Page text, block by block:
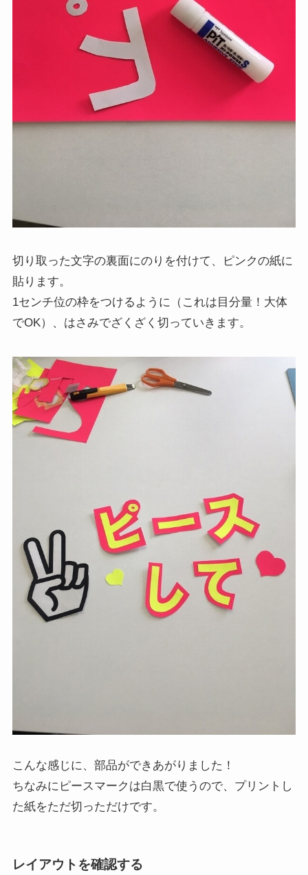
切り取った文字の裏面にのりを付けて、ピンクの紙に
貼ります。
1センチ位の枠をつけるように（これは目分量！大体
でOK）、はさみでざくざく切っていきます。
こんな感じに、部品ができあがりました！
ちなみにピースマークは白黒で使うので、プリントし
た紙をただ切っただけです。
レイアウトを確認する